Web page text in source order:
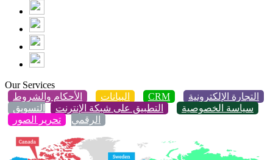
Our Services
البيانات
الأحكام والشروط CRM
التجارة الإلكترونية
سياسة الخصوصية
التطبيق على شبكة الإنترنت
التسويق
الرقمي
تحرير الصور